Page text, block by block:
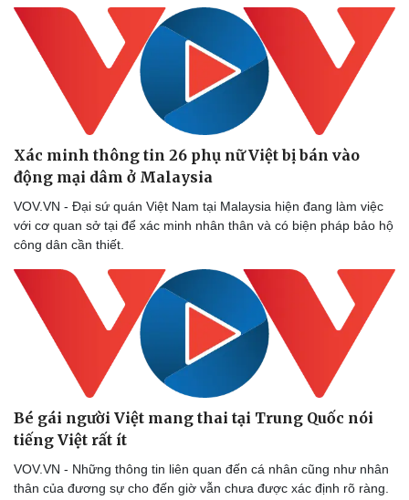
Xác minh thông tin 26 phụ nữ Việt bị bán vào
động mại dâm ở Malaysia
VOV.VN - Đại sứ quán Việt Nam tại Malaysia hiện đang làm việc
với cơ quan sở tại để xác minh nhân thân và có biện pháp bảo hộ
công dân cần thiết.
Bé gái người Việt mang thai tại Trung Quốc nói
tiếng Việt rất ít
VOV.VN - Những thông tin liên quan đến cá nhân cũng như nhân
thân của đương sự cho đến giờ vẫn chưa được xác định rõ ràng.